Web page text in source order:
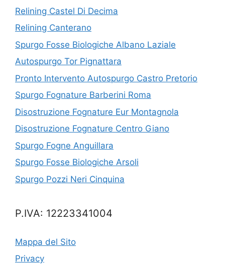
Relining Castel Di Decima
Relining Canterano
Spurgo Fosse Biologiche Albano Laziale
Autospurgo Tor Pignattara
Pronto Intervento Autospurgo Castro Pretorio
Spurgo Fognature Barberini Roma
Disostruzione Fognature Eur Montagnola
Disostruzione Fognature Centro Giano
Spurgo Fogne Anguillara
Spurgo Fosse Biologiche Arsoli
Spurgo Pozzi Neri Cinquina
P.IVA: 12223341004
Mappa del Sito
Privacy